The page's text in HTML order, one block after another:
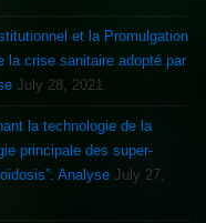
et la Promulgation
la crise sanitaire adopté par
July 28, 2021
la technologie de la
principale des super-
Analyse July 27,